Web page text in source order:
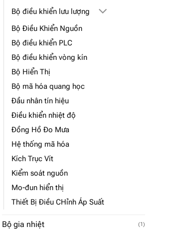
Bộ điều khiển lưu lượng
Bộ Điều Khiển Nguồn
Bộ điều khiển PLC
Bộ điều khiển vòng kín
Bộ Hiển Thị
Bộ mã hóa quang học
Đầu nhân tín hiệu
Điều khiển nhiệt độ
Đồng Hồ Đo Mưa
Hệ thống mã hóa
Kích Trục Vít
Kiểm soát nguồn
Mo-đun hiển thị
Thiết Bị Điều CHỉnh Áp Suất
Bộ gia nhiệt (1)